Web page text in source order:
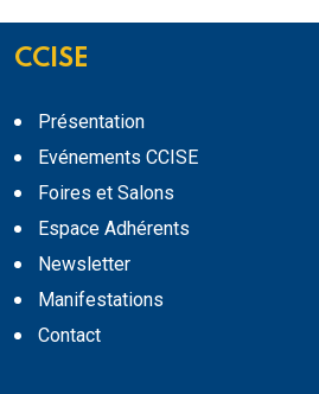
CCISE
Présentation
Evénements CCISE
Foires et Salons
Espace Adhérents
Newsletter
Manifestations
Contact